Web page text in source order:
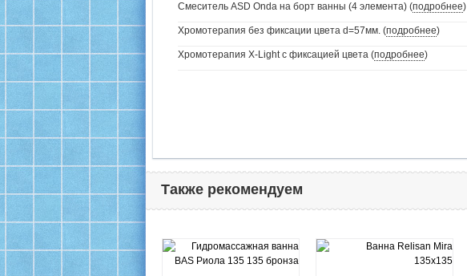
Смеситель ASD Onda на борт ванны (4 элемента) (подробнее)
Хромотерапия без фиксации цвета d=57мм. (подробнее)
Хромотерапия X-Light с фиксацией цвета (подробнее)
Также рекомендуем